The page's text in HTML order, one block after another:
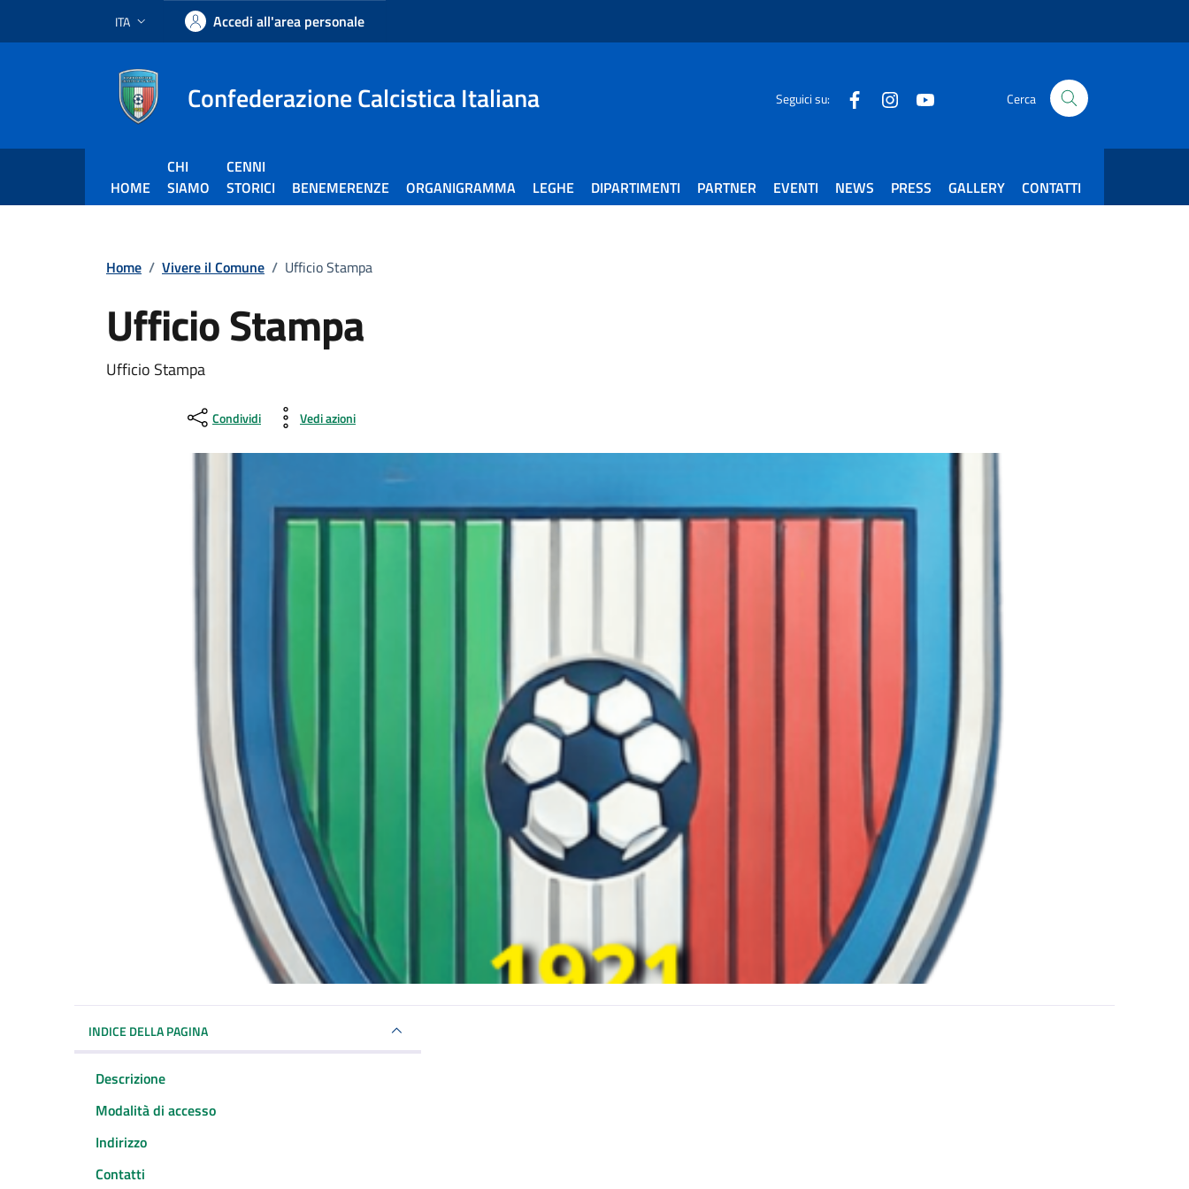
Lingua attiva:
ITA Accedi all'area personale
Confederazione Calcistica Italiana Seguici su: FacebookInstagram Cerca
HOME
CHI
SIAMO
CENNI
STORICI
BENEMERENZE ORGANIGRAMMA LEGHE DIPARTIMENTI PARTNER EVENTI NEWS PRESS GALLERY CONTATTI
Home / Vivere il Comune / Ufficio Stampa
Ufficio Stampa
Ufficio Stampa
Condividi Vedi azioni
INDICE DELLA PAGINA
Descrizione
Modalità di accesso
Indirizzo
Contatti